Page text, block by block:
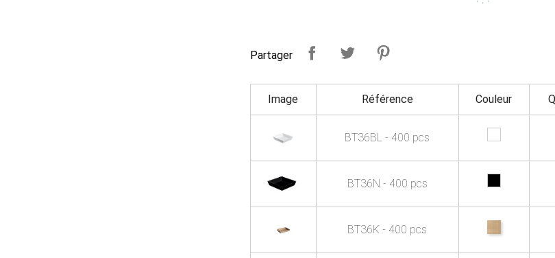
Partager
Image Référence Couleur
BT36BL - 400 pcs
BT36N - 400 pcs
BT36K - 400 pcs